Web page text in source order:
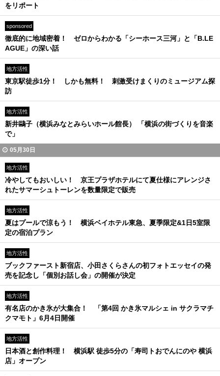
をリポート
sponsored
徹底的に地域密着！ ゼロからわかる「シーホース三河」と「B.LE
AGUE」の深い話
地方活性
東京駅徒歩1分！ しかも無料！ 刺激受けまくりのミュージアム探
訪
地方活性
新井鷗子（横浜みなとみらいホール館長） 「横浜の街づくりを音楽
で」
05月30日
地方活性
冷やしてもおいしい！ 京王プラザホテルにて夏仕様にアレンジさ
れたサマーシュトーレンを数量限定で販売
地方活性
夏はプールで涼もう！ 横浜ベイホテル東急、夏季限定&1日5室限
定の宿泊プラン
地方活性
ブックファースト新宿店、小田さくらさんの初フォトエッセイの発
売を記念し「個別お話し会」の開催が決定
地方活性
有名店のかき氷が大集合！ 「第4回 かき氷マルシェ in サクラマチ
クマモト」6月4日開催
地方活性
日本酒と創作料理！ 横浜駅 徒歩5分の「寿司トおでんにのや 横浜
店」オープン